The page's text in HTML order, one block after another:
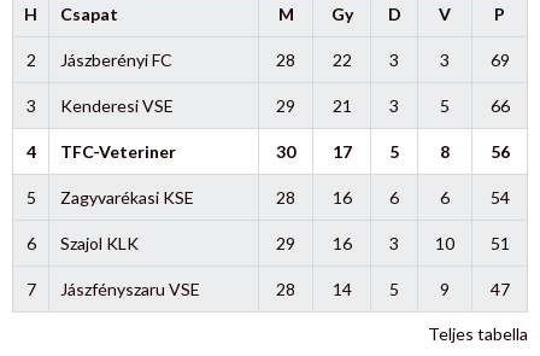
H Csapat M Gy D V P
2 Jászberényi FC 28 22 3 3 69
3 Kenderesi VSE 29 21 3 5 66
4 TFC-Veteriner 30 17 5 8 56
5 Zagyvarékasi KSE 28 16 6 6 54
6 Szajol KLK 29 16 3 10 51
7 Jászfényszaru VSE 28 14 5 9 47
Teljes tabella